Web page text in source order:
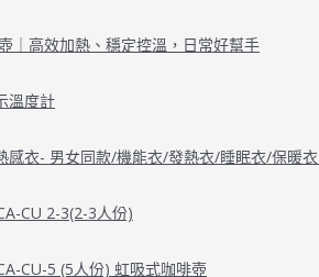
｜高效加熱、穩定控溫，日常好幫手
溫度計
感衣- 男女同款/機能衣/發熱衣/睡眠衣/保暖衣
CU 2-3(2-3人份)
CU-5 (5人份) 虹吸式咖啡壺